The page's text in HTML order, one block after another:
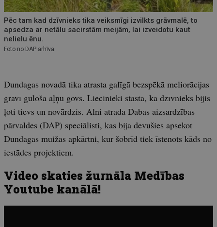
Pēc tam kad dzīvnieks tika veiksmīgi izvilkts grāvmalē, to
apsedza ar netālu sacirstām meijām, lai izveidotu kaut
nelielu ēnu.
Foto no DAP arhīva.
Dundagas novadā tika atrasta galīgā bezspēkā meliorācijas
grāvī guloša aļņu govs. Liecinieki stāsta, ka dzīvnieks bijis
ļoti tievs un novārdzis. Alni atrada Dabas aizsardzības
pārvaldes (DAP) speciālisti, kas bija devušies apsekot
Dundagas muižas apkārtni, kur šobrīd tiek īstenots kāds no
iestādes projektiem.
Video skaties žurnāla Medības
Youtube kanālā!